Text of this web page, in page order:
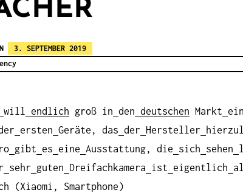
3. SEPTEMBER 2019
will endlich groß in den deutschen Markt
ersten Geräte, das der Hersteller
gibt es eine Ausstattung, die sich sehen
sehr guten Dreifachkamera ist eigentlich
(Xiaomi, Smartphone)